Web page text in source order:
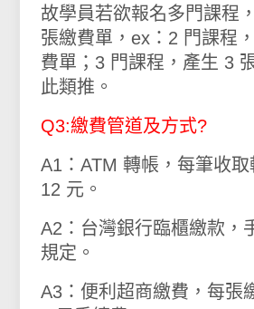
故學員若欲報名多門課程
張繳費單，ex：2 門課程
費單；3 門課程，產生 3
此類推。
Q3:繳費管道及方式?
A1：ATM 轉帳，每筆收
12 元。
A2：台灣銀行臨櫃繳款，
規定。
A3：便利超商繳費，每張